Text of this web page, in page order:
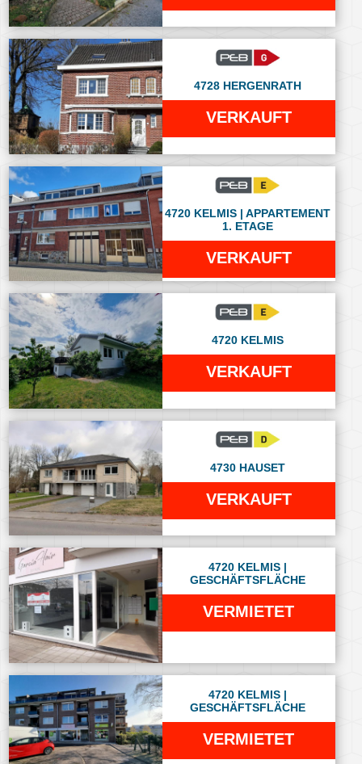
4728 HERGENRATH
VERKAUFT
4720 KELMIS | APPARTEMENT
1. ETAGE
VERKAUFT
4720 KELMIS
VERKAUFT
4730 HAUSET
VERKAUFT
4720 KELMIS |
GESCHÄFTSFLÄCHE
VERMIETET
4720 KELMIS |
GESCHÄFTSFLÄCHE
VERMIETET